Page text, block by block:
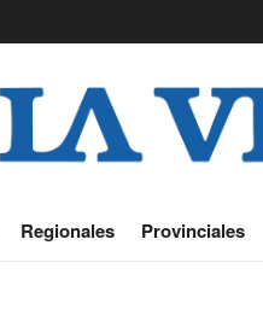
Regionales Provinciales